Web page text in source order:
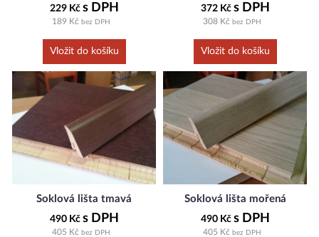
229 Kč s DPH
189 Kč bez DPH
372 Kč s DPH
308 Kč bez DPH
Soklová lišta tmavá
490 Kč s DPH
405 Kč bez DPH
Soklová lišta mořená
490 Kč s DPH
405 Kč bez DPH